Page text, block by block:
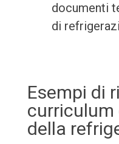
documenti
di
Esempi di
della